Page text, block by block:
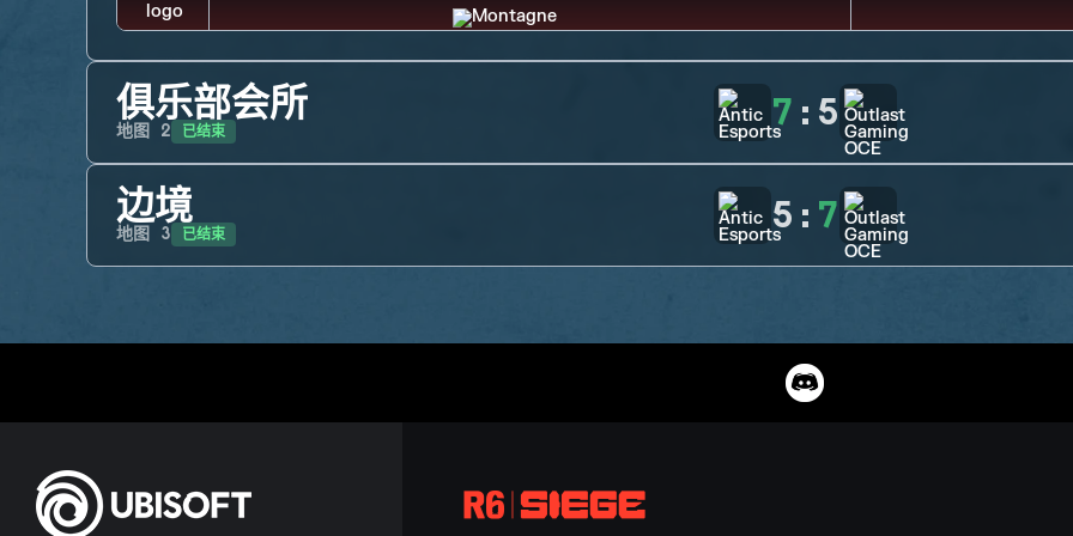
俱乐部会所
地图 2 已结束 7 : 5
边境
地图 3 已结束 5 : 7